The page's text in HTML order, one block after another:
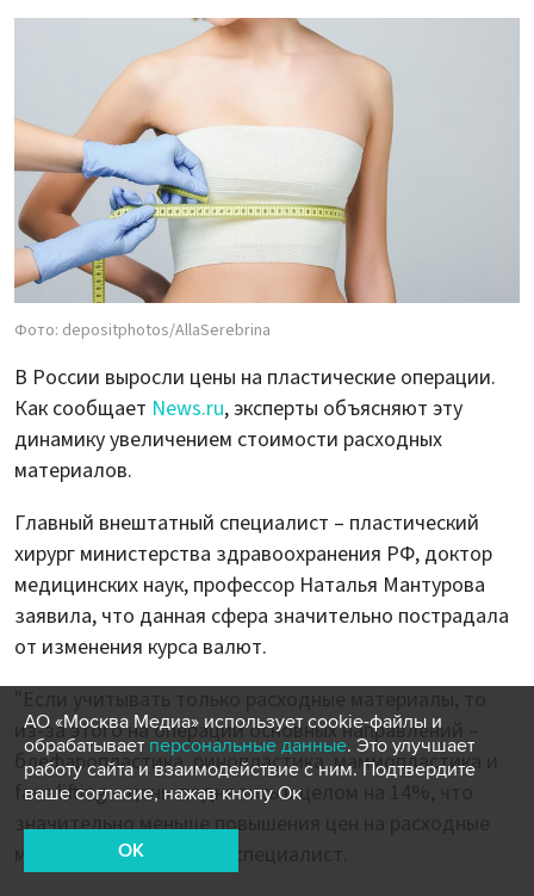
Фото: depositphotos/AllaSerebrina
В России выросли цены на пластические операции.
Как сообщает News.ru, эксперты объясняют эту
динамику увеличением стоимости расходных
материалов.
Главный внештатный специалист – пластический
хирург министерства здравоохранения РФ, доктор
медицинских наук, профессор Наталья Мантурова
заявила, что данная сфера значительно пострадала
от изменения курса валют.
из-за этого на операции основных направлений –
блефаропластика, ринопластика, маммопластика и
face lifting – цены поднялись в целом на 14%, что
значительно меньше повышения цен на расходные
материалы", – заявила специалист.
АО «Москва Медиа» использует cookie-файлы и
обрабатывает персональные данные. Это улучшает
работу сайта и взаимодействие с ним. Подтвердите
ваше согласие, нажав кнопу Ок
OK